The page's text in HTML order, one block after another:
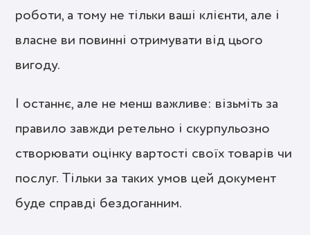
роботи, а тому не тільки ваші клієнти, але і
власне ви повинні отримувати від цього
вигоду.
І останнє, але не менш важливе: візьміть за
правило завжди ретельно і скурпульозно
створювати оцінку вартості своїх товарів чи
послуг. Тільки за таких умов цей документ
буде справді бездоганним.